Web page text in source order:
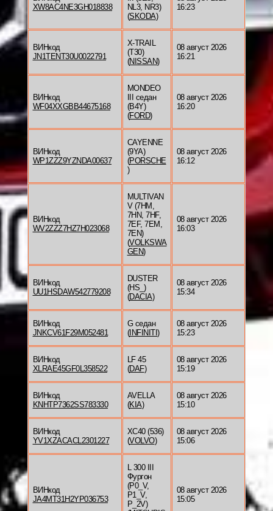
XW8AC4NE3GH018838
NL3, NR3)
(SKODA)
16:23
ВИНкод
JN1TENT30U0022791
X-TRAIL
(T30)
(NISSAN)
08 август 2026
16:21
ВИНкод
WF04XXGBB44675168
MONDEO
III седан
(B4Y)
(FORD)
08 август 2026
16:20
ВИНкод
WP1ZZZ9YZNDA00637
CAYENNE
(9YA)
(PORSCHE
)
08 август 2026
16:12
ВИНкод
WV2ZZZ7HZ7H023068
MULTIVAN
V (7HM,
7HN, 7HF,
7EF, 7EM,
7EN)
(VOLKSWA
GEN)
08 август 2026
16:03
ВИНкод
UU1HSDAW542779208
DUSTER
(HS_)
(DACIA)
08 август 2026
15:34
ВИНкод
JNKCV61F29M052481
G седан
(INFINITI )
08 август 2026
15:23
ВИНкод
XLRAE45GF0L358522
LF 45
(DAF)
08 август 2026
15:19
ВИНкод
KNHTP7362SS783330
AVELLA
(KIA)
08 август 2026
15:10
ВИНкод
YV1XZACACL2301227
XC40 (536)
(VOLVO)
08 август 2026
15:06
ВИНкод
JA4MT31H2YP036753
L 300 III
Фургон
(P0_V,
P1_V,
P_2V)
08 август 2026
15:05